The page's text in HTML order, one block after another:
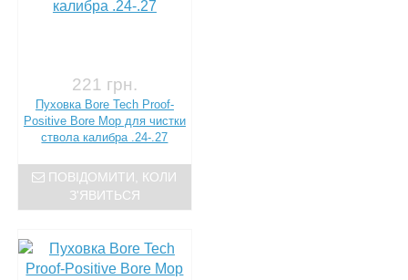
221 грн.
Пуховка Bore Tech Proof-
Positive Bore Mop для чистки
ствола калибра .24-.27
ПОВІДОМИТИ, КОЛИ
З'ЯВИТЬСЯ